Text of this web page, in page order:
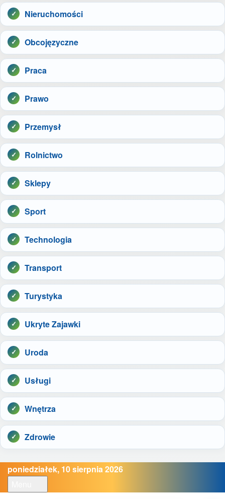
Nieruchomości
Obcojęzyczne
Praca
Prawo
Przemysł
Rolnictwo
Sklepy
Sport
Technologia
Transport
Turystyka
Ukryte Zajawki
Uroda
Usługi
Wnętrza
Zdrowie
poniedziałek, 10 sierpnia 2026